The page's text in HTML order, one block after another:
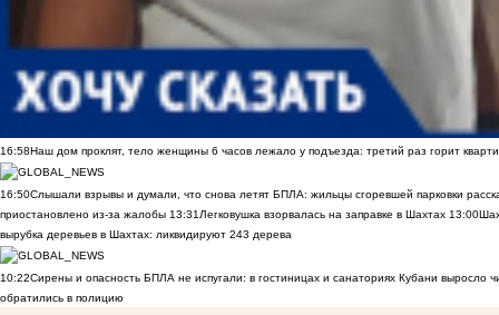
16:58Наш дом проклят, тело женщины 6 часов лежало у подъезда: третий раз горит
16:50Слышали взрывы и думали, что снова летят БПЛА: жильцы сгоревшей парковки
приостановлено из-за жалобы 13:31 Легковушка взорвалась на заправке в Шахтах 13:00
вырубка деревьев в Шахтах: ликвидируют 243 дерева
10:22Сирены и опасность БПЛА не испугали: в гостиницах и санаториях Кубани выросло
обратились в полицию